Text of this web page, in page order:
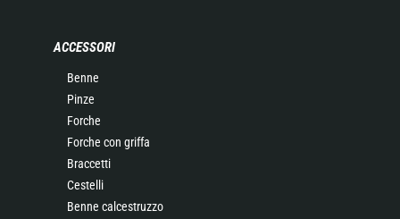
ACCESSORI
Benne
Pinze
Forche
Forche con griffa
Braccetti
Cestelli
Benne calcestruzzo